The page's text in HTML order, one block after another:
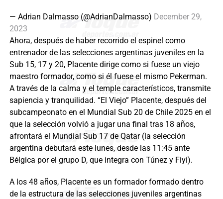
— Adrian Dalmasso (@AdrianDalmasso) December 29,
2023
Ahora, después de haber recorrido el espinel como
entrenador de las selecciones argentinas juveniles en la
Sub 15, 17 y 20, Placente dirige como si fuese un viejo
maestro formador, como si él fuese el mismo Pekerman.
A través de la calma y el temple característicos, transmite
sapiencia y tranquilidad. “El Viejo” Placente, después del
subcampeonato en el Mundial Sub 20 de Chile 2025 en el
que la selección volvió a jugar una final tras 18 años,
afrontará el Mundial Sub 17 de Qatar (la selección
argentina debutará este lunes, desde las 11:45 ante
Bélgica por el grupo D, que integra con Túnez y Fiyi).
A los 48 años, Placente es un formador formado dentro
de la estructura de las selecciones juveniles argentinas